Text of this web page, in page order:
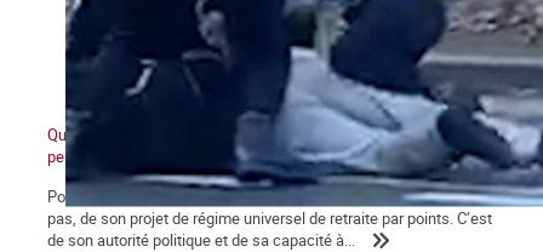
Quand ceux d'en bas ne veulent plus et que ceux d'en haut ne
peuvent plus
Pour Macron, ce qui se joue aujourd’hui va au-delà de l’avenir, ou
pas, de son projet de régime universel de retraite par points. C’est
de son autorité politique et de sa capacité à...